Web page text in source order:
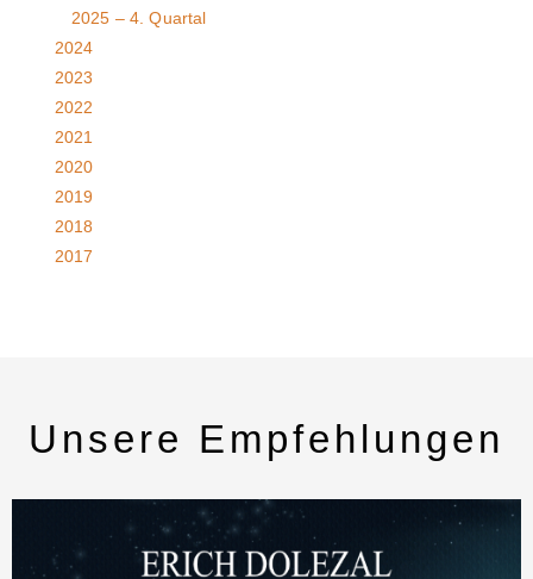
2025 – 4. Quartal
2024
2023
2022
2021
2020
2019
2018
2017
Unsere Empfehlungen